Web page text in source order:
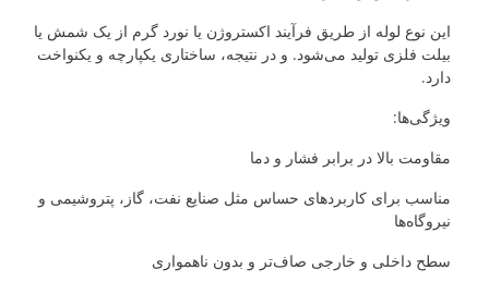
این نوع لوله از طریق فرآیند اکستروژن یا نورد گرم از یک شمش یا
بیلت فلزی تولید می‌شود. و در نتیجه، ساختاری یکپارچه و یکنواخت
دارد.
ویژگی‌ها:
مقاومت بالا در برابر فشار و دما
مناسب برای کاربردهای حساس مثل صنایع نفت، گاز، پتروشیمی و
نیروگاه‌ها
سطح داخلی و خارجی صاف‌تر و بدون ناهمواری